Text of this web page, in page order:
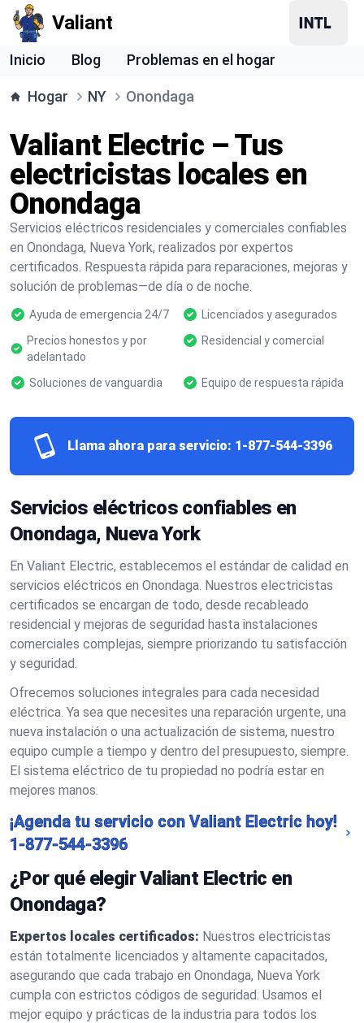
Valiant
Inicio Blog Problemas en el hogar
Hogar NY Onondaga
Valiant Electric – Tus
electricistas locales en
Onondaga
Servicios eléctricos residenciales y comerciales confiables
en Onondaga, Nueva York, realizados por expertos
certificados. Respuesta rápida para reparaciones, mejoras y
solución de problemas—de día o de noche.
Ayuda de emergencia 24/7
Licenciados y asegurados
Precios honestos y por
adelantado
Residencial y comercial
Soluciones de vanguardia Equipo de respuesta rápida
Llama ahora para servicio: 1-877-544-3396
Servicios eléctricos confiables en
Onondaga, Nueva York
En Valiant Electric, establecemos el estándar de calidad en
servicios eléctricos en Onondaga. Nuestros electricistas
certificados se encargan de todo, desde recableado
residencial y mejoras de seguridad hasta instalaciones
comerciales complejas, siempre priorizando tu satisfacción
y seguridad.
Ofrecemos soluciones integrales para cada necesidad
eléctrica. Ya sea que necesites una reparación urgente, una
nueva instalación o una actualización de sistema, nuestro
equipo cumple a tiempo y dentro del presupuesto, siempre.
El sistema eléctrico de tu propiedad no podría estar en
mejores manos.
¡Agenda tu servicio con Valiant Electric hoy!
1-877-544-3396
¿Por qué elegir Valiant Electric en
Onondaga?
Expertos locales certificados: Nuestros electricistas
están totalmente licenciados y altamente capacitados,
asegurando que cada trabajo en Onondaga, Nueva York
cumpla con estrictos códigos de seguridad. Usamos el
mejor equipo y prácticas de la industria para todos los